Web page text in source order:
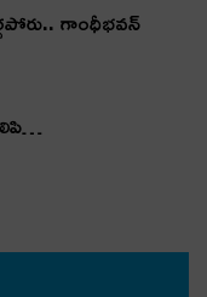
గాంధీభవన్